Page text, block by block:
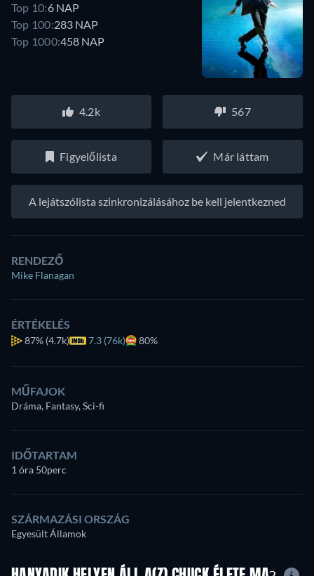
Top 10:6 NAP
Top 100:283 NAP
Top 1000:458 NAP
4.2k 567
Figyelőlista Már láttam
A lejátszólista szinkronizálásához be kell jelentkezned
RENDEZŐ
Mike Flanagan
ÉRTÉKELÉS
87% (4.7k) 7.3 (76k) 80%
MŰFAJOK
Dráma, Fantasy, Sci-fi
IDŐTARTAM
1 óra 50perc
SZÁRMAZÁSI ORSZÁG
Egyesült Államok